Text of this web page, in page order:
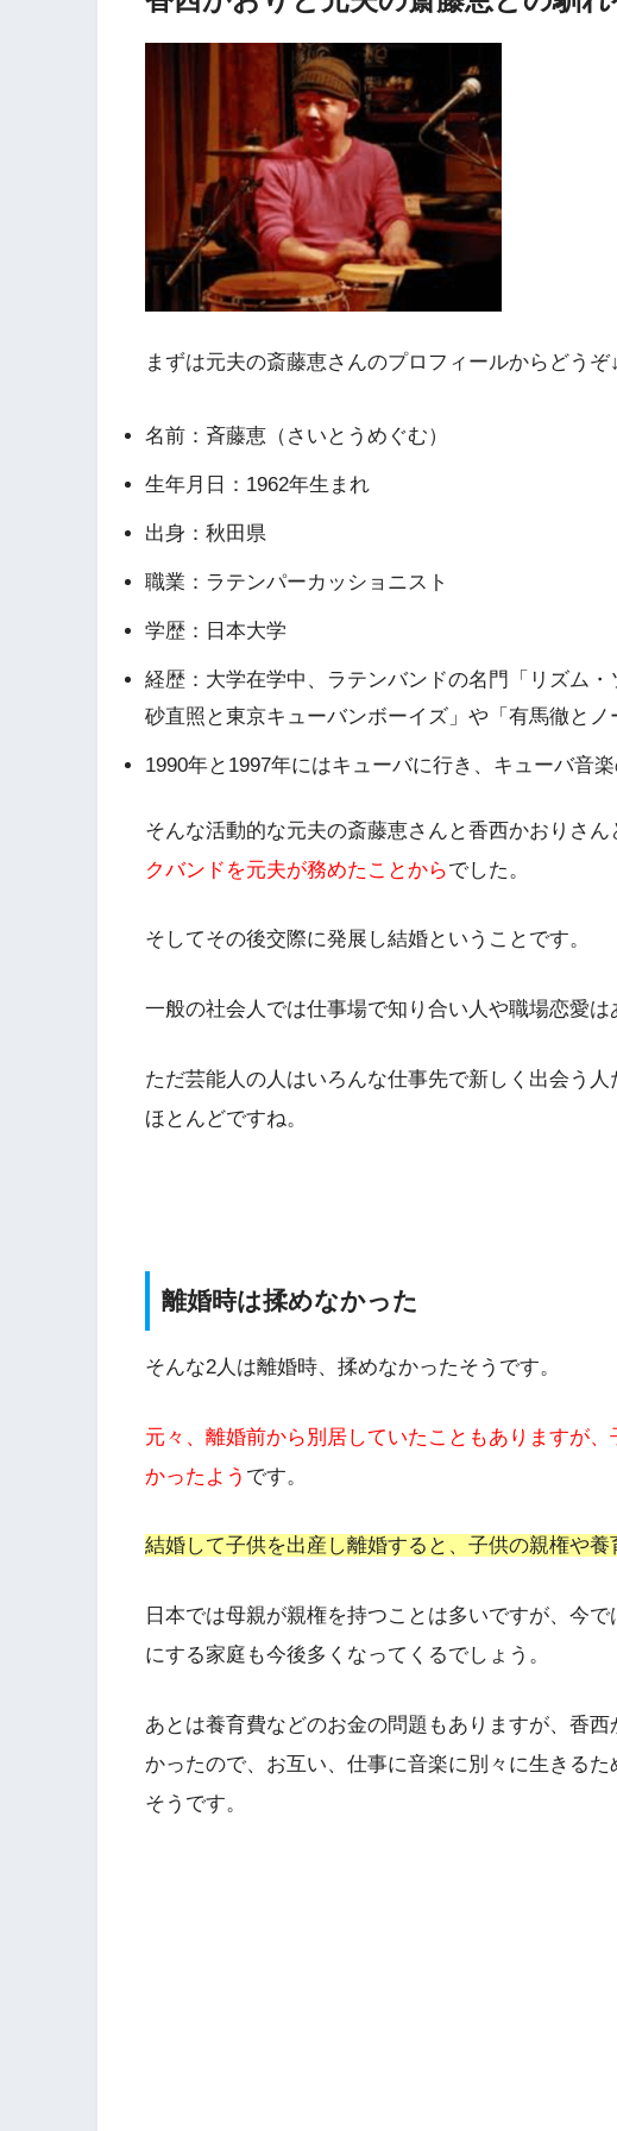
まずは元夫の斎藤恵さんのプロフィールからどうぞ↓
名前：斉藤恵（さいとうめぐむ）
生年月日：1962年生まれ
出身：秋田県
職業：ラテンパーカッショニスト
学歴：日本大学
経歴：大学在学中、ラテンバンドの名門「リズム
砂直照と東京キューバンボーイズ」や「有馬徹とノ
1990年と1997年にはキューバに行き、キューバ音
そんな活動的な元夫の斎藤恵さんと香西かおりさん
クバンドを元夫が務めたことからでした。
そしてその後交際に発展し結婚ということです。
一般の社会人では仕事場で知り合い人や職場恋愛は
ただ芸能人の人はいろんな仕事先で新しく出会う
ほとんどですね。
離婚時は揉めなかった
そんな2人は離婚時、揉めなかったそうです。
元々、離婚前から別居していたこともありますが
かったよう です。
結婚して子供を出産し離婚すると、子供の親権や養
日本では母親が親権を持つことは多いですが、今
にする家庭も今後多くなってくるでしょう。
あとは養育費などのお金の問題もありますが、香
かったので、お互い、仕事に音楽に別々に生きる
そうです。